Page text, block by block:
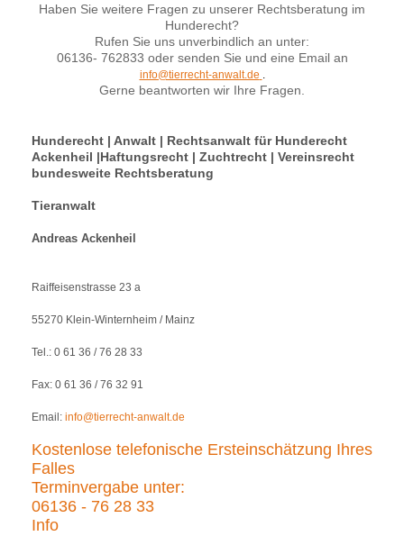
Haben Sie weitere Fragen zu unserer Rechtsberatung im
Hunderecht?
Rufen Sie uns unverbindlich an unter:
06136- 762833 oder senden Sie und eine Email an
info@tierrecht-anwalt.de .
Gerne beantworten wir Ihre Fragen.
Hunderecht | Anwalt | Rechtsanwalt für Hunderecht
Ackenheil |Haftungsrecht | Zuchtrecht | Vereinsrecht
bundesweite Rechtsberatung
Tieranwalt
Andreas Ackenheil
Raiffeisenstrasse 23 a
55270 Klein-Winternheim / Mainz
Tel.: 0 61 36 / 76 28 33
Fax: 0 61 36 / 76 32 91
Email: info@tierrecht-anwalt.de
Kostenlose telefonische Ersteinschätzung Ihres
Falles
Terminvergabe unter:
06136 - 76 28 33
Info